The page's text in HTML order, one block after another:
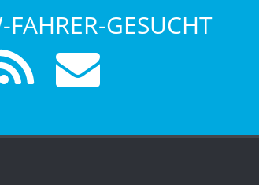
GESUCHT